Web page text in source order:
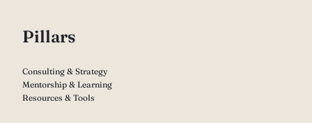
Pillars
Consulting & Strategy
Mentorship & Learning
Resources & Tools